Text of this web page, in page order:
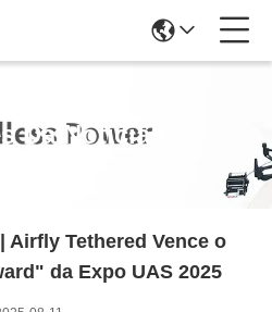
Da Notícia
Airfly Tethered Vence o
da Expo UAS 2025